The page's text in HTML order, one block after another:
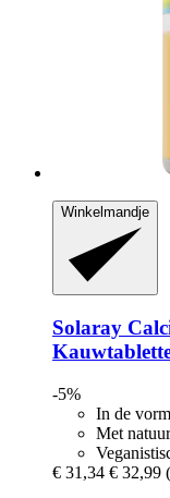
Winkelmandje
Solaray
-5%
In de
Met
€ 31,34 € 32,99